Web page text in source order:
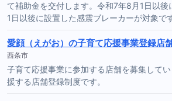
て補助金を交付します。令和7年8月1日以後
1日以後に設置した感震ブレーカーが対象で
愛顔（えがお）の子育て応援事業登録店
西条市
子育て応援事業に参加する店舗を募集して
援する店舗登録制度です。